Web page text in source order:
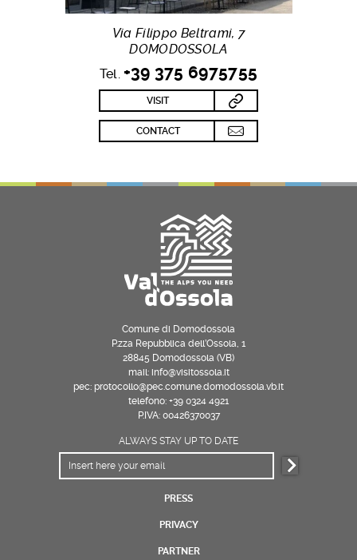
Via Filippo Beltrami, 7
DOMODOSSOLA
Tel. +39 375 6975755
VISIT
CONTACT
Comune di Domodossola
P.zza Repubblica dell’Ossola, 1
28845 Domodossola (VB)
mail: info@visitossola.it
pec: protocollo@pec.comune.domodossola.vb.it
telefono: +39 0324 4921
P.IVA: 00426370037
ALWAYS STAY UP TO DATE
PRESS
PRIVACY
PARTNER